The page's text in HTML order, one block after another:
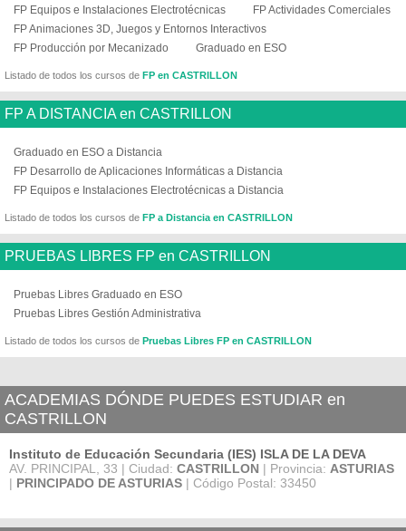
FP Equipos e Instalaciones Electrotécnicas
FP Actividades Comerciales
FP Animaciones 3D, Juegos y Entornos Interactivos
FP Producción por Mecanizado
Graduado en ESO
Listado de todos los cursos de FP en CASTRILLON
FP A DISTANCIA en CASTRILLON
Graduado en ESO a Distancia
FP Desarrollo de Aplicaciones Informáticas a Distancia
FP Equipos e Instalaciones Electrotécnicas a Distancia
Listado de todos los cursos de FP a Distancia en CASTRILLON
PRUEBAS LIBRES FP en CASTRILLON
Pruebas Libres Graduado en ESO
Pruebas Libres Gestión Administrativa
Listado de todos los cursos de Pruebas Libres FP en CASTRILLON
ACADEMIAS DÓNDE PUEDES ESTUDIAR en
CASTRILLON
Instituto de Educación Secundaria (IES) ISLA DE LA DEVA
AV. PRINCIPAL, 33 | Ciudad: CASTRILLON | Provincia: ASTURIAS
| PRINCIPADO DE ASTURIAS | Código Postal: 33450